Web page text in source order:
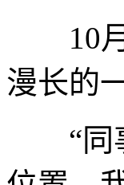
10月
漫长的
“同事